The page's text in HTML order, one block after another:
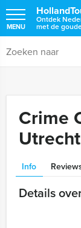
Ontdek
met de
MENU
Crime
Utrecht
Info
Details